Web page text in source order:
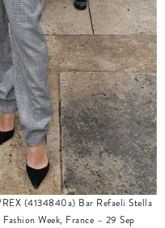
(4134840a) Bar Refaeli Stella
Week, France – 29 Sep